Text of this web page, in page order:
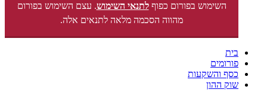
השימוש בפורום כפוףלתנאי השימוש. עצם השימוש בפורום
מהווה הסכמה מלאה לתנאים אלה.
בית
פורומים
כסף והשקעות
שוק ההון